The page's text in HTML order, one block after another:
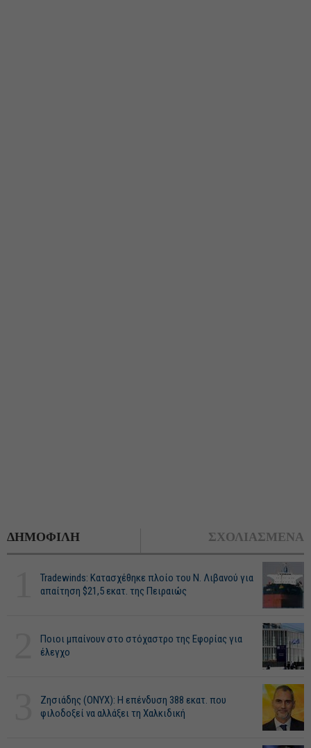
ΔΗΜΟΦΙΛΗ ΣΧΟΛΙΑΣΜΕΝΑ
Tradewinds: Κατασχέθηκε πλοίο του Ν. Λιβανού για
απαίτηση $21,5 εκατ. της Πειραιώς
Ποιοι μπαίνουν στο στόχαστρο της Εφορίας για
έλεγχο
Ζησιάδης (ONYX): Η επένδυση 388 εκατ. που
φιλοδοξεί να αλλάξει τη Χαλκιδική